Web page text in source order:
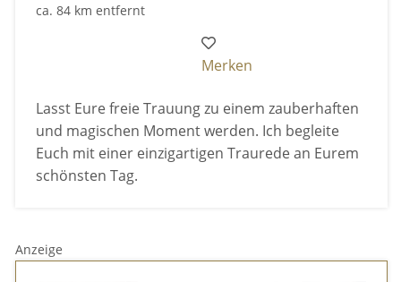
ca. 84 km entfernt
Merken
Lasst Eure freie Trauung zu einem zauberhaften
und magischen Moment werden. Ich begleite
Euch mit einer einzigartigen Traurede an Eurem
schönsten Tag.
Anzeige